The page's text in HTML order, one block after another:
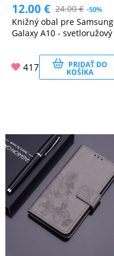
12.00€ 24.00€ -50%
Knižný obal pre Samsung
Galaxy A10 - svetloružový
417 PRIDAŤ DO
KOŠÍKA